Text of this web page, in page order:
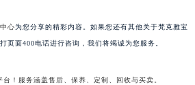
心为您分享的精彩内容。如果您还有其他关于梵克雅宝
页面400电话进行咨询，我们将竭诚为您服务。